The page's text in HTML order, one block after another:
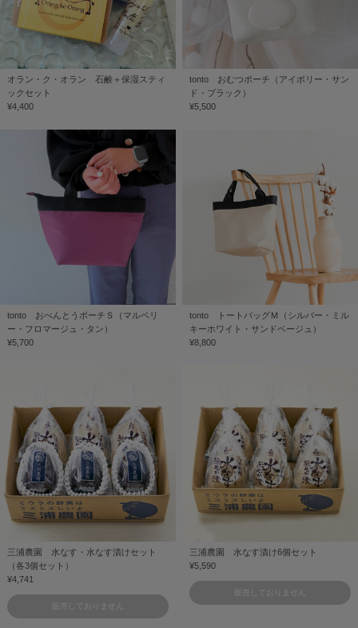
オラン・ク・オラン 石鹸＋保湿スティ
ックセット
¥4,400
tonto おむつポーチ（アイボリー・サン
ド・ブラック）
¥5,500
tonto おべんとうポーチＳ（マルベリ
ー・フロマージュ・タン）
¥5,700
tonto トートバッグＭ（シルバー・ミル
キーホワイト・サンドベージュ）
¥8,800
三浦農園 水なす・水なす漬けセット
（各3個セット）
¥4,741
販売しておりません
三浦農園 水なす漬け6個セット
¥5,590
販売しておりません